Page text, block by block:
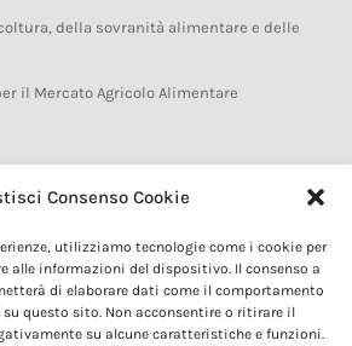
Consenso Cookie
utilizziamo tecnologie come i cookie per
alle informazioni del dispositivo. Il consenso a
di elaborare dati come il comportamento
questo sito. Non acconsentire o ritirare il
su alcune caratteristiche e funzioni.
della sovranità alimentare e delle
il Mercato Agricolo Alimentare
IGP
DOP IGP